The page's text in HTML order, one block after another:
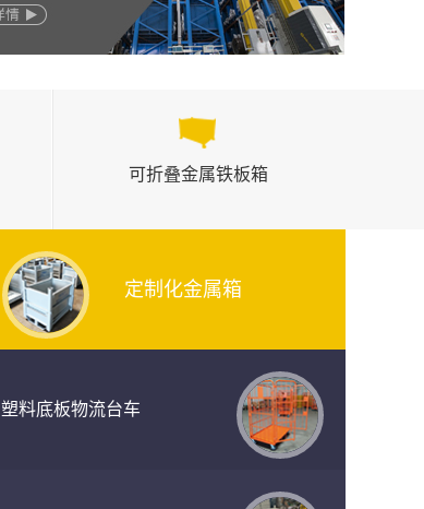
可折叠金属铁板箱
定制化金属箱
塑料底板物流台车